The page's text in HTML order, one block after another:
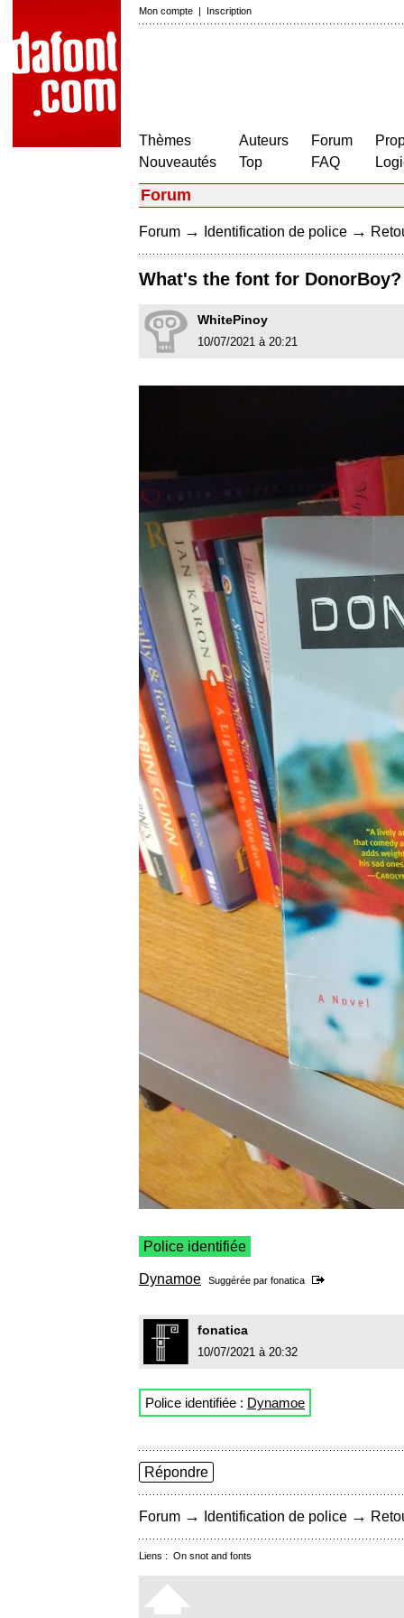
Mon compte | Inscription
Thèmes
Nouveautés
Auteurs
Top
Forum
FAQ
Forum
Forum → Identification de police →
What's the font for
WhitePinoy
10/07/2021 à 20:21
Police identifiée
Dynamoe Suggérée par fonatica
fonatica
10/07/2021 à 20:32
Police identifiée : Dynamoe
Répondre
Forum → Identification de police →
Liens : On snot and fonts